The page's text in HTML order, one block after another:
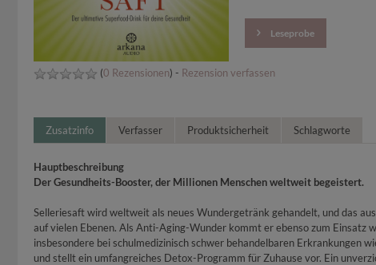
Leseprobe
(0 Rezensionen) - Rezension verfassen
Zusatzinfo Verfasser Produktsicherheit Schlagworte
Hauptbeschreibung
Der Gesundheits-Booster, der Millionen Menschen weltweit begeistert.
Selleriesaft wird weltweit als neues Wundergetränk gehandelt, und das
auf vielen Ebenen. Als Anti-Aging-Wunder kommt er ebenso zum
insbesondere bei schulmedizinisch schwer behandelbaren
und stellt ein umfangreiches Detox-Programm für Zuhause vor. Ein